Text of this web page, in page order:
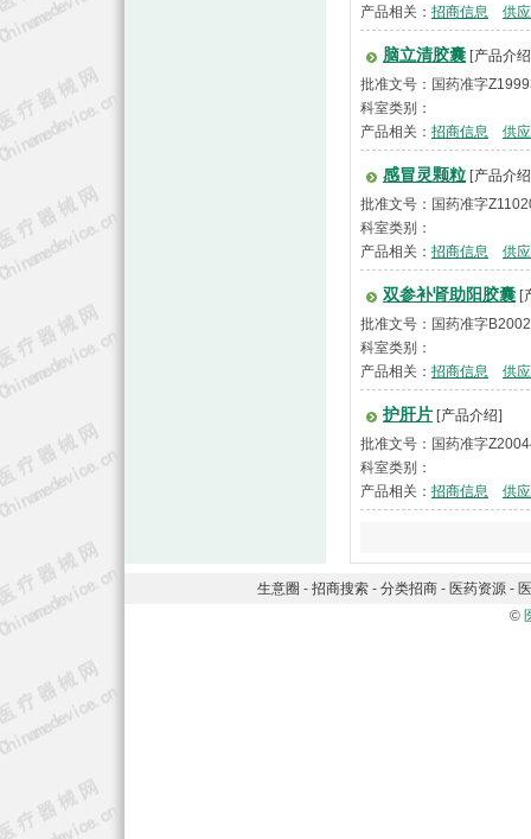
产品相关： 招商信息 供
脑立清胶囊 [产品介
批准文号：国药准字
科室类别：
产品相关： 招商信息 供
感冒灵颗粒 [产品介
批准文号：国药准字
科室类别：
产品相关： 招商信息 供
双参补肾助阳胶囊 [
批准文号：国药准字
科室类别：
产品相关： 招商信息 供
护肝片 [产品介绍]
批准文号：国药准字
科室类别：
产品相关： 招商信息 供
生意圈 - 招商搜索 - 分类招商 - 医药资源 -
©